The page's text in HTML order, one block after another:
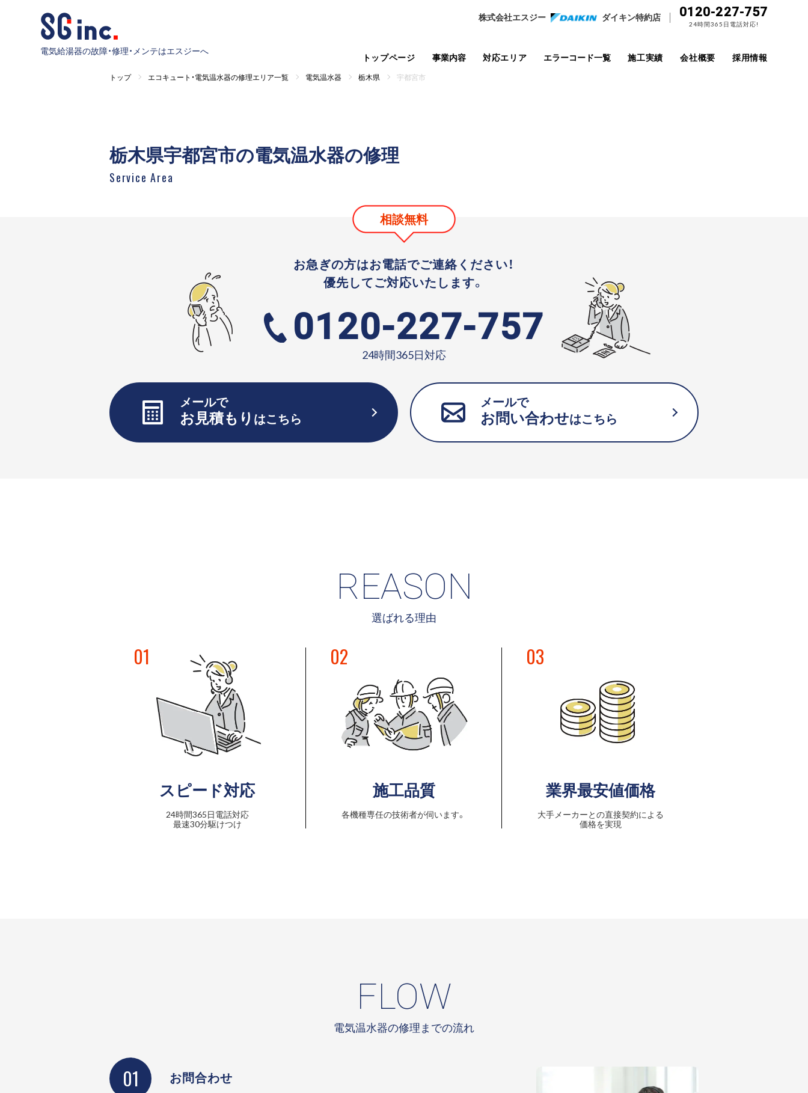
電気給湯器の故障・修理・メンテはエスジーへ
株式会社エスジー ダイキン特約店 0120-227-757
24時間365日電話対応!
トップページ 事業内容 対応エリア エラーコード一覧 施工実績 会社概要 採用情報
トップ エコキュート・電気温水器の修理エリア一覧 電気温水器 栃木県 宇都宮市
栃木県宇都宮市の電気温水器の修理
Service Area
相談無料
お急ぎの方はお電話でご連絡ください！
優先してご対応いたします。
0120-227-757
24時間365日対応
メールで
お見積もり はこちら
メールで
お問い合わせはこちら
REASON
選ばれる理由
01
スピード対応
24時間365日電話対応
最速30分駆けつけ
02
施工品質
各機種専任の技術者が伺います。
03
業界最安値価格
大手メーカーとの直接契約による
価格を実現
FLOW
電気温水器の修理までの流れ
01 お問合わせ